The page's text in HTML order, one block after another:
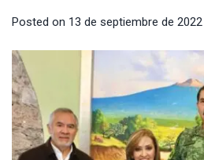
Posted on 13 de septiembre de 2022